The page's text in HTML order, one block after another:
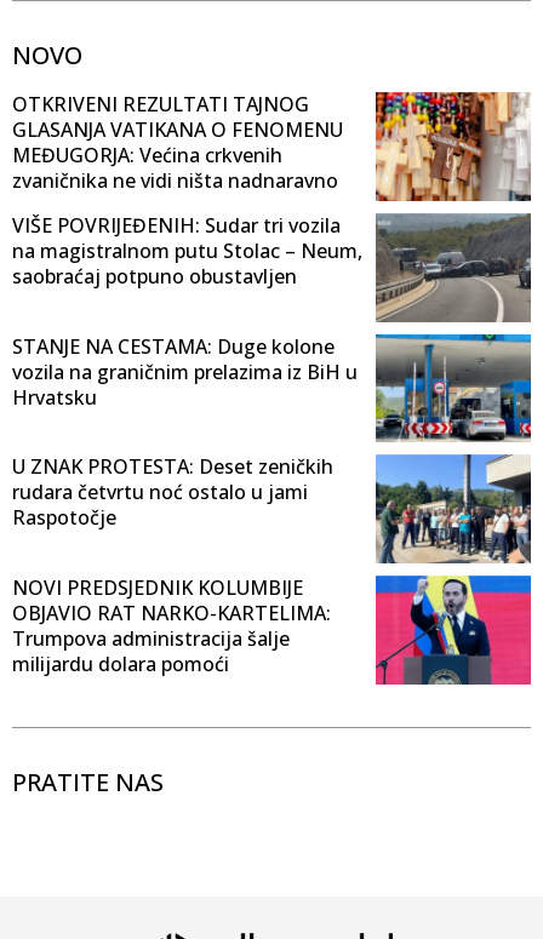
NOVO
OTKRIVENI REZULTATI TAJNOG
GLASANJA VATIKANA O FENOMENU
MEĐUGORJA: Većina crkvenih
zvaničnika ne vidi ništa nadnaravno
VIŠE POVRIJEĐENIH: Sudar tri vozila
na magistralnom putu Stolac – Neum,
saobraćaj potpuno obustavljen
STANJE NA CESTAMA: Duge kolone
vozila na graničnim prelazima iz BiH u
Hrvatsku
U ZNAK PROTESTA: Deset zeničkih
rudara četvrtu noć ostalo u jami
Raspotočje
NOVI PREDSJEDNIK KOLUMBIJE
OBJAVIO RAT NARKO-KARTELIMA:
Trumpova administracija šalje
milijardu dolara pomoći
PRATITE NAS